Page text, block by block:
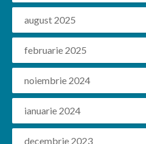
august 2025
februarie 2025
noiembrie 2024
ianuarie 2024
decembrie 2023